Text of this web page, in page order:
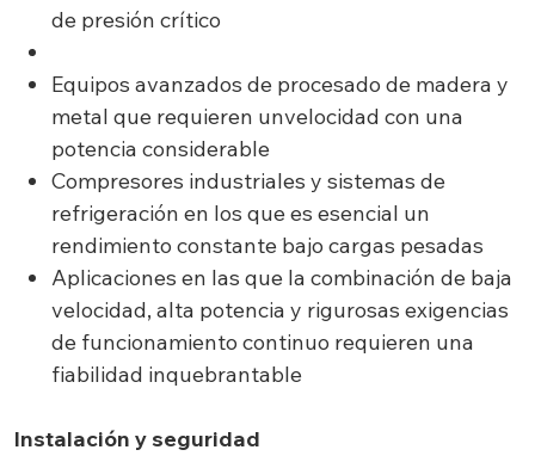
de presión crítico
Equipos avanzados de procesado de madera y
metal que requieren unvelocidad con una
potencia considerable
Compresores industriales y sistemas de
refrigeración en los que es esencial un
rendimiento constante bajo cargas pesadas
Aplicaciones en las que la combinación de baja
velocidad, alta potencia y rigurosas exigencias
de funcionamiento continuo requieren una
fiabilidad inquebrantable
Instalación y seguridad